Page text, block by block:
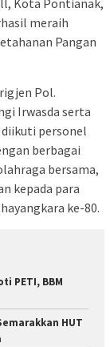
meraih
Pangan
Pol.
Irwasda serta
personel
berbagai
bersama,
kepada para
ke-80.
PETI, BBM
HUT